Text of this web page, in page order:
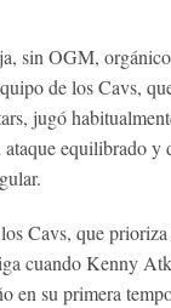
sin OGM,
de los Cavs,
jugó
equilibrado y
Cavs, que
cuando Kenny
en su primera